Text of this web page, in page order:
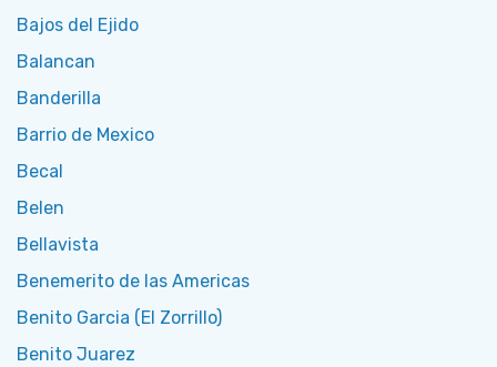
Bajos del Ejido
Balancan
Banderilla
Barrio de Mexico
Becal
Belen
Bellavista
Benemerito de las Americas
Benito Garcia (El Zorrillo)
Benito Juarez